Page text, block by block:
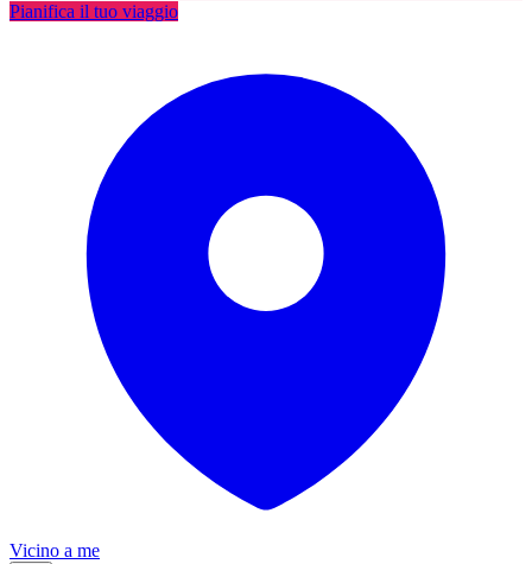
Pianifica il tuo viaggio
Vicino a me